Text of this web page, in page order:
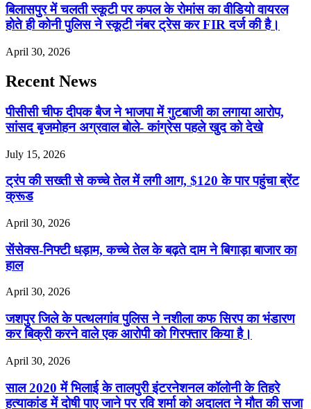
बिलासपुर में चलती स्कूटी पर कपल के रोमांस का वीडियो वायरल
होते ही कोनी पुलिस ने स्कूटी नंबर ट्रेस कर FIR दर्ज की है।
April 30, 2026
Recent News
पीसीसी चीफ दीपक बैज ने भाजपा में गुटबाजी का लगाया आरोप,
सांसद बृजमोहन अग्रवाल बोले- कांग्रेस पहले खुद को देखे
July 15, 2026
ट्रंप की सख्ती से कच्चे तेल में लगी आग, $120 के पार पहुंचा ब्रेंट
क्रूड
April 30, 2026
सेंसेक्स-निफ्टी धड़ाम, कच्चे तेल के बढ़ते दाम ने बिगाड़ा बाजार का
हाल
April 30, 2026
जशपुर जिले के पत्थलगांव पुलिस ने नशीला कफ सिरप का भंडारण
कर बिक्री करने वाले एक आरोपी को गिरफ्तार किया है।
April 30, 2026
साल 2020 में भिलाई के तालपुरी इंटरनेशनल कॉलोनी के तिहरे
हत्याकांड में दोषी पाए जाने पर रवि शर्मा को अदालत ने मौत की सजा